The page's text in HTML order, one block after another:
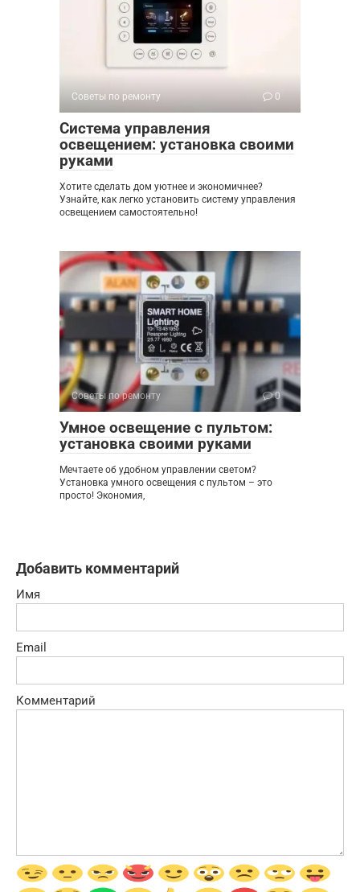
Советы по ремонту 0
Система управления
освещением: установка своими
руками
Хотите сделать дом уютнее и экономичнее?
Узнайте, как легко установить систему управления
освещением самостоятельно!
Советы по ремонту 0
Умное освещение с пультом:
установка своими руками
Мечтаете об удобном управлении светом?
Установка умного освещения с пультом – это
просто! Экономия,
Добавить комментарий
Имя
Email
Комментарий